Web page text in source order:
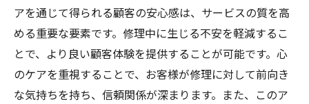
アを通じて得られる顧客の安心感は、サービスの質を高
める重要な要素です。修理中に生じる不安を軽減するこ
とで、より良い顧客体験を提供することが可能です。心
のケアを重視することで、お客様が修理に対して前向き
な気持ちを持ち、信頼関係が深まります。また、このア